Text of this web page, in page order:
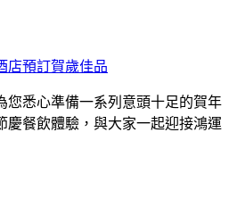
您悉心準備一系列意頭十足的賀年
慶餐飲體驗，與大家一起迎接鴻運